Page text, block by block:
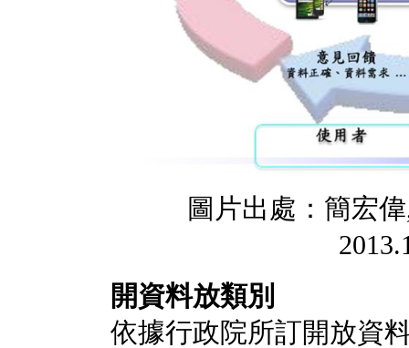
圖片出處：簡宏
開資料放類別
依據行政院所訂開放資